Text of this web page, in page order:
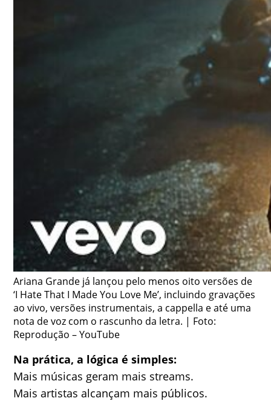
Ariana Grande já lançou pelo menos oito versões de
‘I Hate That I Made You Love Me’, incluindo gravações
ao vivo, versões instrumentais, a cappella e até uma
nota de voz com o rascunho da letra. | Foto:
Reprodução – YouTube
Na prática, a lógica é simples:
Mais músicas geram mais streams.
Mais artistas alcançam mais públicos.